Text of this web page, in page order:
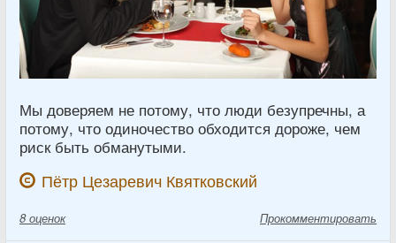
Мы доверяем не потому, что люди безупречны, а
потому, что одиночество обходится дороже, чем
риск быть обманутыми.
Пётр Цезаревич Квятковский
8 оценок Прокомментировать